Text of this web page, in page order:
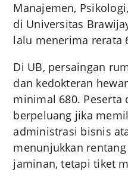
Manajemen,
di Universitas
lalu menerima rerata
Di UB, persaingan
dan kedokteran
minimal 680. Peserta
berpeluang jika
administrasi bisnis
menunjukkan rentang
jaminan, tetapi tiket